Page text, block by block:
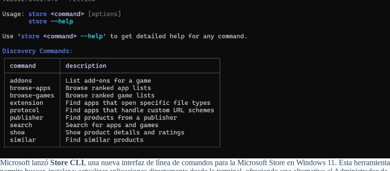
Microsoft lanzó Store CLI, una nueva interfaz de línea de comandos para la Microsoft Store en Windows 11. Esta herramienta